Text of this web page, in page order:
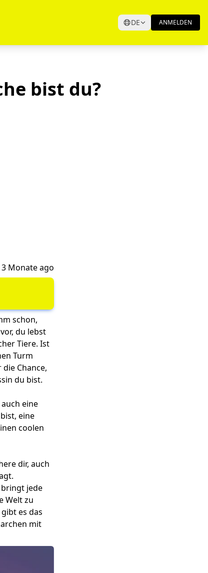
DE ANMELDEN
bist du?
Monate ago
schon,
du lebst
Tiere. Ist
Turm
Chance,
du bist.
eine
eine
coolen
dir, auch
bringt jede
Welt zu
es das
mit